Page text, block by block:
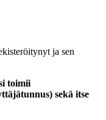
ja sen
toimii
sekä itse